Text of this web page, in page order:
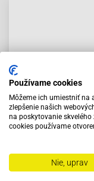
Používame cookies
Môžeme ich umiestniť na
zlepšenie našich
na poskytovanie
cookies používame
Nie, uprav